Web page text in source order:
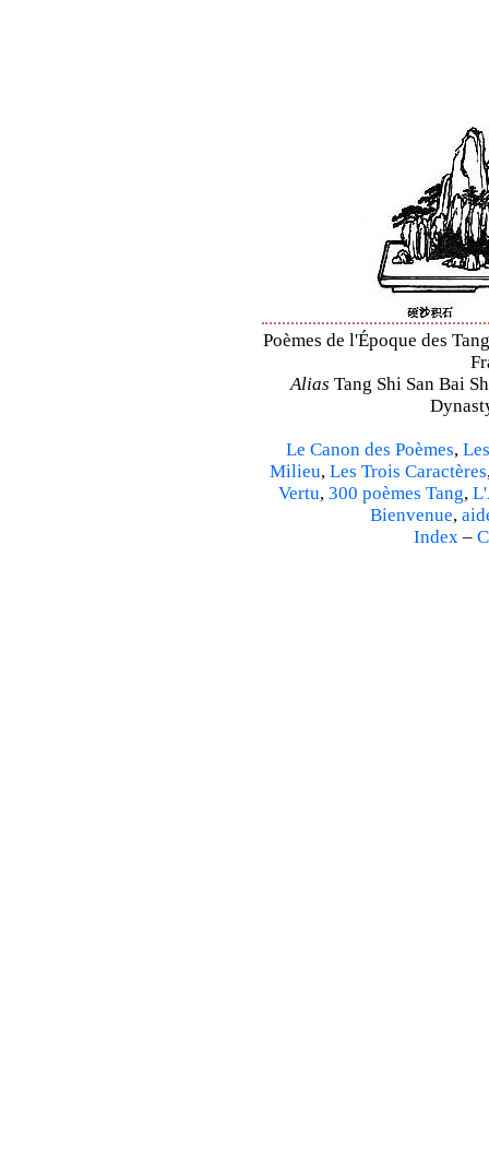
Poèmes de l'Époque des
Alias Tang Shi San Bai
Le Canon des Poèmes,
Milieu, Les Trois Caractères
Vertu, 300 poèmes Tang,
Bienvenue,
Index–